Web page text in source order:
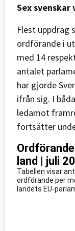
Sex svenskar
Flest uppdrag
ordförande i
med 14
antalet
har gjorde
ifrån sig. I
ledamot
fortsätter